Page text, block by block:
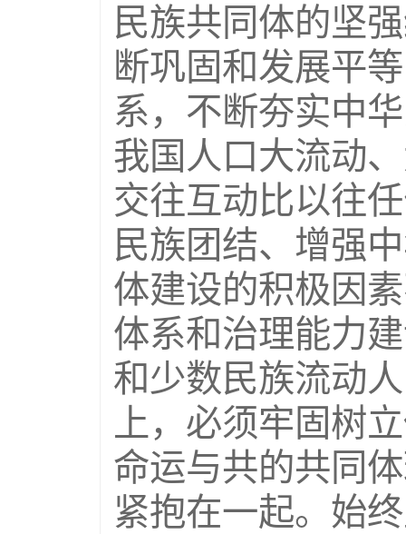
民族共同体的坚
断巩固和发展平
系，不断夯实中
我国人口大流动
交往互动比以往
民族团结、增强
体建设的积极因
体系和治理能力
和少数民族流动
上，必须牢固树
命运与共的共同
紧抱在一起。始